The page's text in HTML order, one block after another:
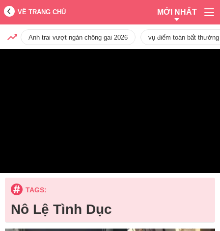
VỀ TRANG CHỦ MỚI NHẤT
Anh trai vượt ngàn chông gai 2026 vụ điểm toán bất
TAGS:
Nô Lệ Tình Dục